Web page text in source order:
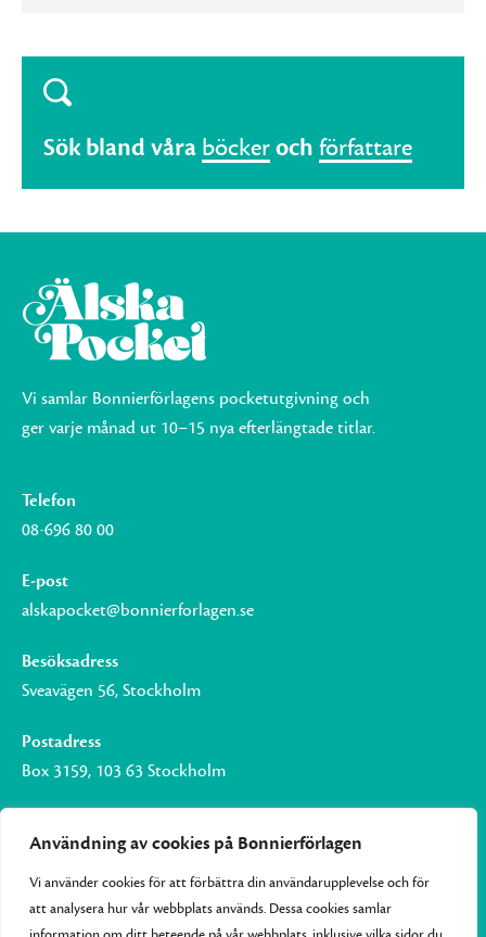
Användning av cookies på Bonnierförlagen
Vi använder cookies för att förbättra din användarupplevelse och för
att analysera hur vår webbplats används. Dessa cookies samlar
Sök bland våra böckeroch författare
Vi samlar Bonnierförlagens pocketutgivning och
ger varje månad ut 10–15 nya efterlängtade titlar.
Telefon
08-696 80 00
E-post
alskapocket@bonnierforlagen.se
Besöksadress
Sveavägen 56, Stockholm
Postadress
Box 3159, 103 63 Stockholm
Om Bonnierförlagen
Cookies